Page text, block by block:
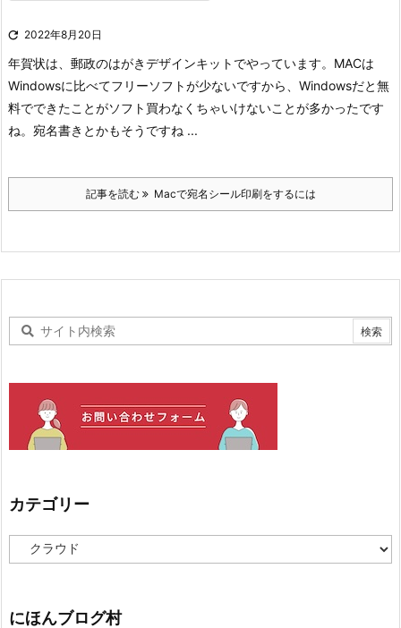
 2022年8月20日
年賀状は、郵政のはがきデザインキットでやっています。 MACは
Windowsに比べてフリーソフトが少ないですから、Windowsだと無
料でできたことがソフト買わなくちゃいけないことが多かったです
ね。宛名書きとかもそうですね ...
記事を読む Macで宛名シール印刷をするには
カテゴリー
テ
ー
にほんブログ村